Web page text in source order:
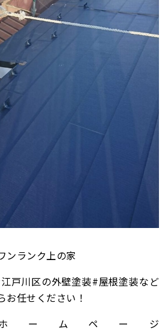
ンランク上の家
戸川区の外壁塗装#屋根塗装など
お任せください！
ームページ